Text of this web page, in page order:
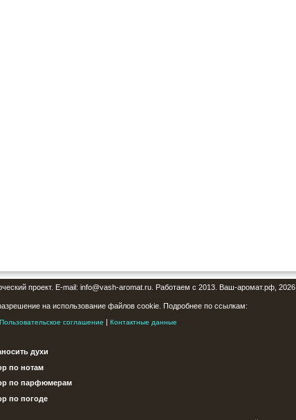
проект. E-mail: info@vash-aromat.ru. Работаем с 2013. Ваш-аромат.рф, 2026.
на использование файлов cookie. Подробнее по ссылкам:
Пользовательское соглашение | Контактные данные
духи
по нотам
по парфюмерам
по погоде